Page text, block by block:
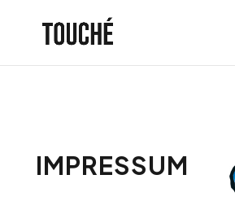
IMPRESSUM